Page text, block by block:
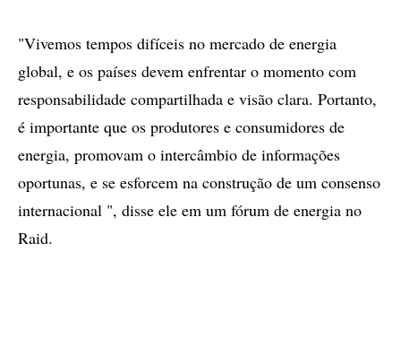
"Vivemos tempos difíceis no mercado de energia
global, e os países devem enfrentar o momento com
responsabilidade compartilhada e visão clara. Portanto,
é importante que os produtores e consumidores de
energia, promovam o intercâmbio de informações
oportunas, e se esforcem na construção de um consenso
internacional ", disse ele em um fórum de energia no
Raid.